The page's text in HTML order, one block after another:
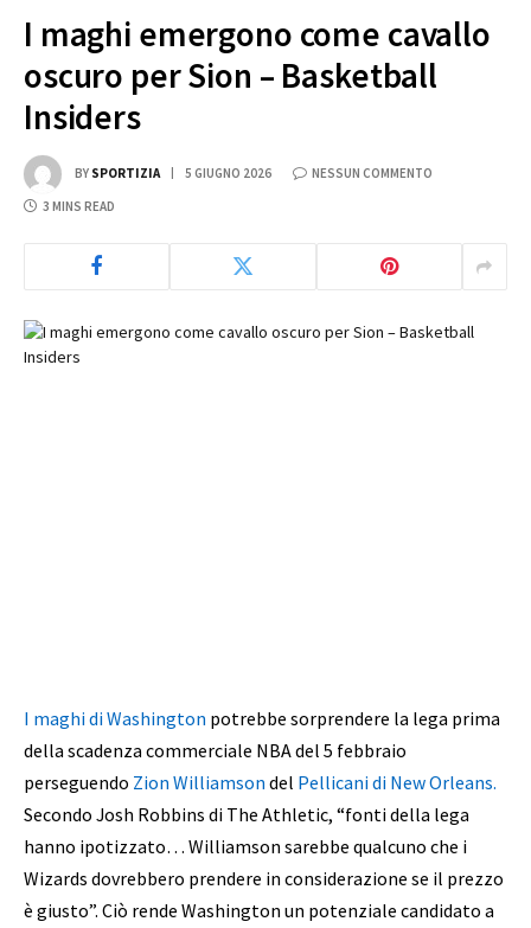
I maghi emergono come cavallo
oscuro per Sion – Basketball
Insiders
BY SPORTIZIA 5 GIUGNO 2026 NESSUN COMMENTO
3 MINS READ
I maghi di Washington potrebbe sorprendere la lega prima
della scadenza commerciale NBA del 5 febbraio
perseguendo Zion Williamson del Pellicani di New Orleans.
Secondo Josh Robbins di The Athletic, “fonti della lega
hanno ipotizzato… Williamson sarebbe qualcuno che i
Wizards dovrebbero prendere in considerazione se il prezzo
è giusto”. Ciò rende Washington un potenziale candidato a